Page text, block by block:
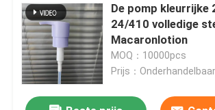
De pomp kleurrijke
24/410 volledige
Macaronlotion
MOQ：10000pcs
Prijs：Onderhandelbaar